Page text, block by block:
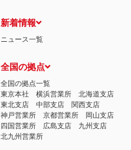
新着情報
ニュース一覧
全国の拠点
全国の拠点一覧
東京本社
横浜営業所
北海道支店
東北支店
中部支店
関西支店
神戸営業所
京都営業所
岡山支店
四国営業所
広島支店
九州支店
北九州営業所